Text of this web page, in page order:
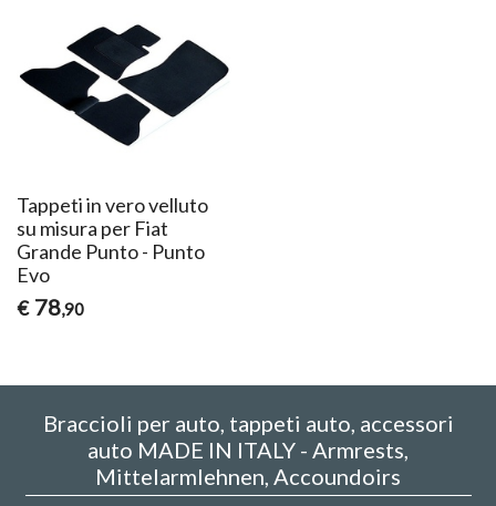
Tappeti in vero velluto
su misura per Fiat
Grande Punto - Punto
Evo
€ 78,90
Braccioli per auto, tappeti auto, accessori
auto MADE IN ITALY - Armrests,
Mittelarmlehnen, Accoundoirs